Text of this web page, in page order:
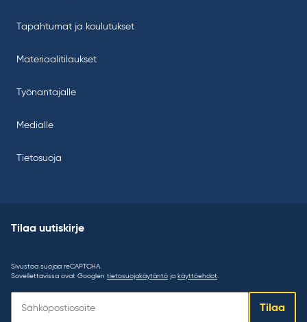
Tapahtumat ja koulutukset
Materiaalitilaukset
Työnantajalle
Medialle
Tietosuoja
Tilaa uutiskirje
Sivustoa suojaa reCAPTCHA.
Sovellettavissa ovat Googlen tietosuojakäytäntö ja käyttöehdot.
uutiskirje:
Tilaa